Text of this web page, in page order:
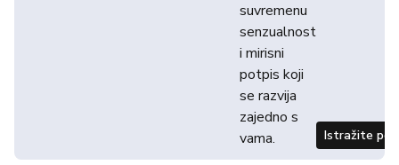
suvremenu
senzualnost
i mirisni
potpis koji
se razvija
zajedno s
vama.
Istražite